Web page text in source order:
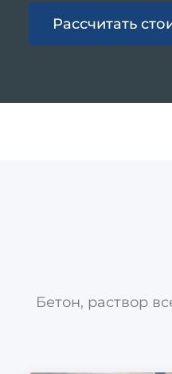
Рассчитать
Бетон, раствор